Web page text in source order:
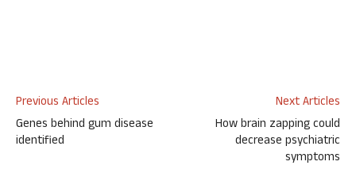
Previous Articles
Genes behind gum disease
identified
Next Articles
How brain zapping could
decrease psychiatric
symptoms